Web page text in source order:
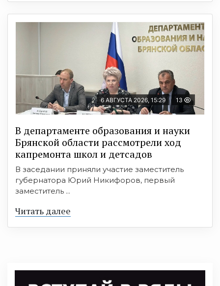
6 АВГУСТА 2026, 15:29 13
В департаменте образования и науки
Брянской области рассмотрели ход
капремонта школ и детсадов
В заседании приняли участие заместитель
губернатора Юрий Никифоров, первый
заместитель ...
Читать далее